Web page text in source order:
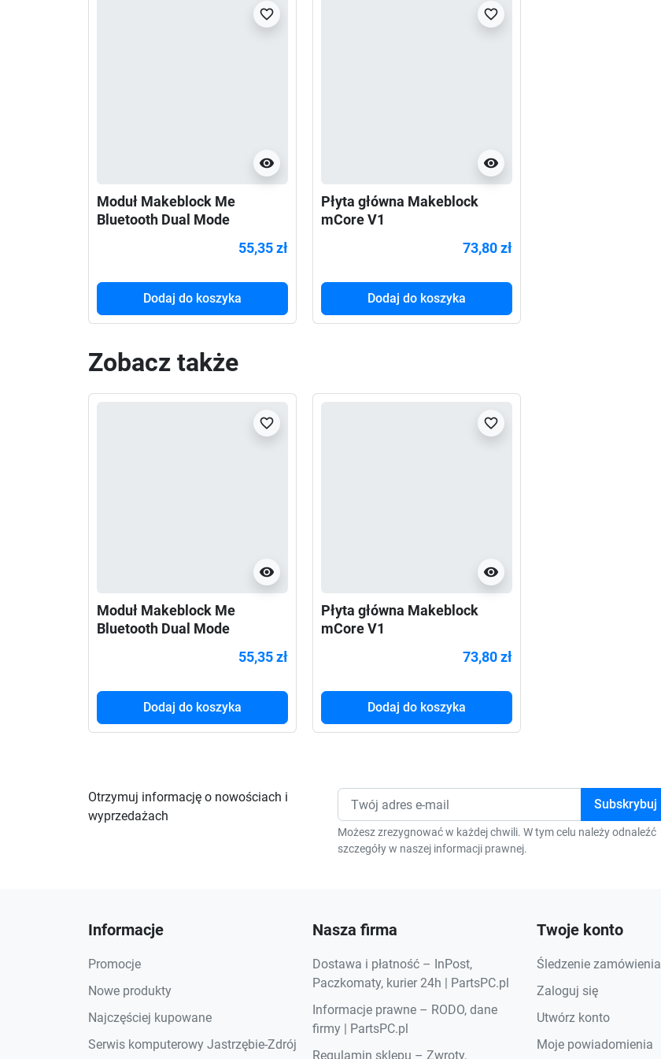
visibility
favorite_border
Moduł Makeblock Me
Bluetooth Dual Mode
55,35 zł
Dodaj do koszyka
visibility
favorite_border
Płyta główna Makeblock
mCore V1
73,80 zł
Dodaj do koszyka
Zobacz także
visibility
favorite_border
Moduł Makeblock Me
Bluetooth Dual Mode
55,35 zł
Dodaj do koszyka
visibility
favorite_border
Płyta główna Makeblock
mCore V1
73,80 zł
Dodaj do koszyka
Otrzymuj informację o nowościach i
wyprzedażach
Możesz zrezygnować w każdej chwili. W tym celu należy odnaleźć
szczegóły w naszej informacji prawnej.
Informacje
Promocje
Nowe produkty
Najczęściej kupowane
Serwis komputerowy Jastrzębie-Zdrój
Nasza firma
Dostawa i płatność – InPost,
Paczkomaty, kurier 24h | PartsPC.pl
Informacje prawne – RODO, dane
firmy | PartsPC.pl
Regulamin sklepu – Zwroty,
Twoje konto
Śledzenie zamówienia
Zaloguj się
Utwórz konto
Moje powiadomienia